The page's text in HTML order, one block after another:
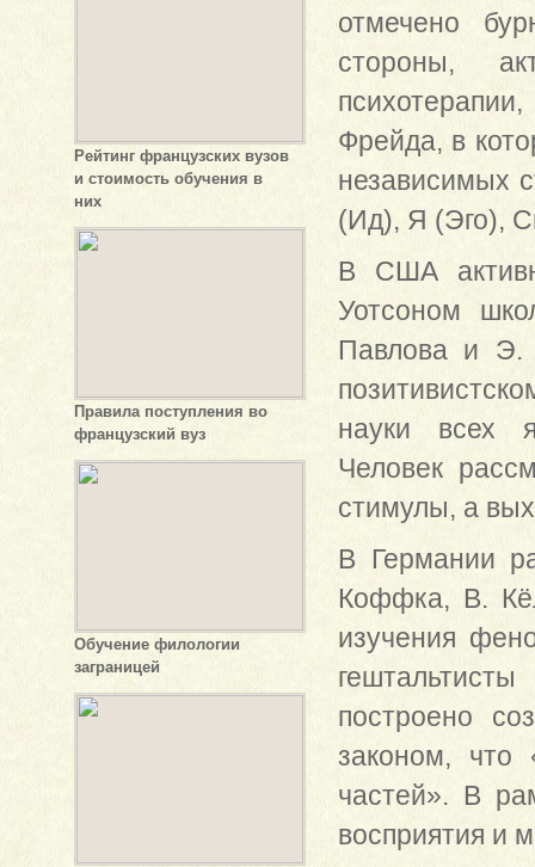
Рейтинг французских вузов
и стоимость обучения в
них
Правила поступления во
французский вуз
Обучение филологии
заграницей
отмечено
стороны,
Фрейда, в
независимых
(Ид), Я (Эго),
В США
Уотсоном
Павлова и Э.
науки всех
Человек
стимулы, а
В Германии
Коффка, В.
изучения
построено
законом, что
частей». В
восприятия и